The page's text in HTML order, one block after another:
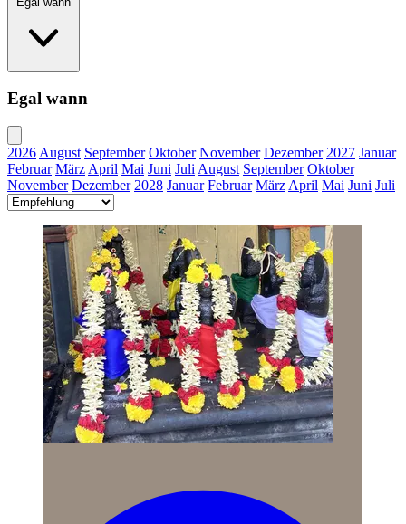
Egal wann
2026 August September Oktober November Dezember 2027 Januar
Februar März April Mai Juni Juli August September Oktober
November Dezember 2028 Januar Februar März April Mai Juni Juli